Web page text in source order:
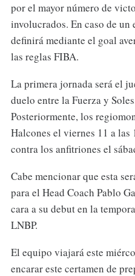
por el mayor número de
involucrados. En caso de un
definirá mediante el goal
las reglas FIBA.
La primera jornada será el
duelo entre la Fuerza y
Posteriormente, los
Halcones el viernes 11 a
contra los anfitriones el
Cabe mencionar que esta
para el Head Coach Pablo
cara a su debut en la
LNBP.
El equipo viajará este
encarar este certamen de